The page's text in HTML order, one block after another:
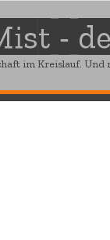
-
im Kreislauf. Und